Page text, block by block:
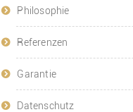
Philosophie
Referenzen
Garantie
Datenschutz